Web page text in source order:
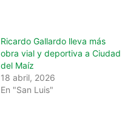
Ricardo Gallardo lleva más
obra vial y deportiva a Ciudad
del Maíz
18 abril, 2026
En "San Luis"